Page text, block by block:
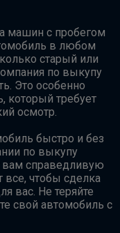
машин с пробегом
в любом
старый или
по выкупу
Это особенно
который требует
осмотр.
быстро и без
по выкупу
справедливую
чтобы сделка
вас. Не теряйте
свой автомобиль с